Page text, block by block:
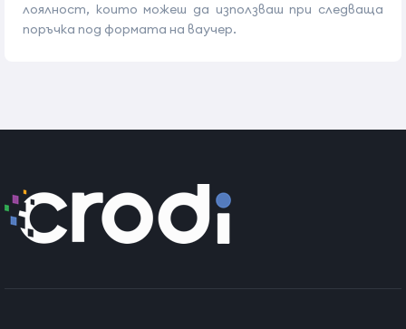
лоялност, които можеш да използваш при следваща
поръчка под формата на ваучер.